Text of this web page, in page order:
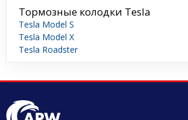
Тормозные колодки Tesla
Tesla Model S
Tesla Model X
Tesla Roadster